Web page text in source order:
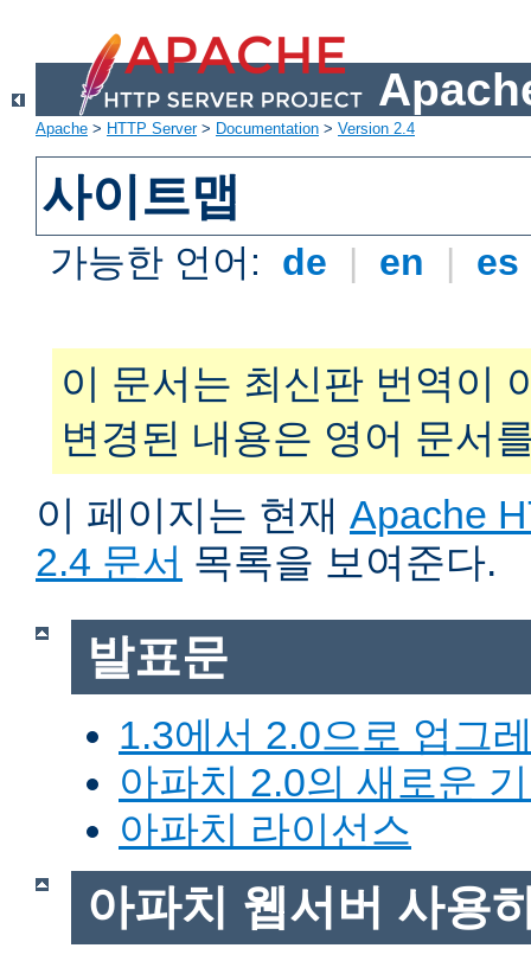
Apache > HTTP Server> Documentation > Version 2.4
사이트맵
가능한 언어: de | en | es
이 문서는 최신판 번역이
변경된 내용은 영어 문서
이 페이지는 현재 Apache
2.4 문서 목록을 보여준다.
발표문
1.3에서 2.0으로 업그
아파치 2.0의 새로운
아파치 라이선스
아파치 웹서버 사용